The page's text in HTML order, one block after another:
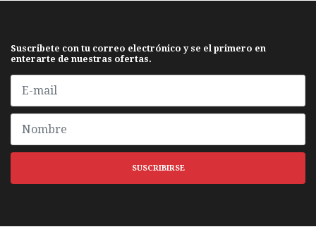
Suscribete con tu correo electrónico y se el primero en
enterarte de nuestras ofertas.
SUSCRIBIRSE